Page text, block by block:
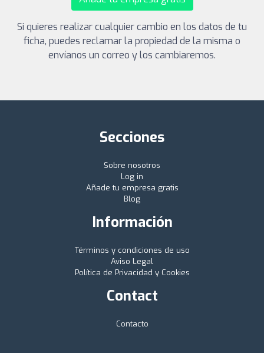
Si quieres realizar cualquier cambio en los datos de tu
ficha, puedes reclamar la propiedad de la misma o
envíanos un correo y los cambiaremos.
Secciones
Sobre nosotros
Log in
Añade tu empresa gratis
Blog
Información
Términos y condiciones de uso
Aviso Legal
Política de Privacidad y Cookies
Contact
Contacto